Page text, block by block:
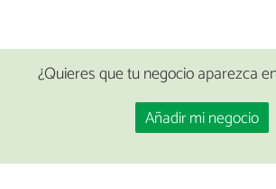
¿Quieres que tu negocio aparezca
Añadir mi negocio